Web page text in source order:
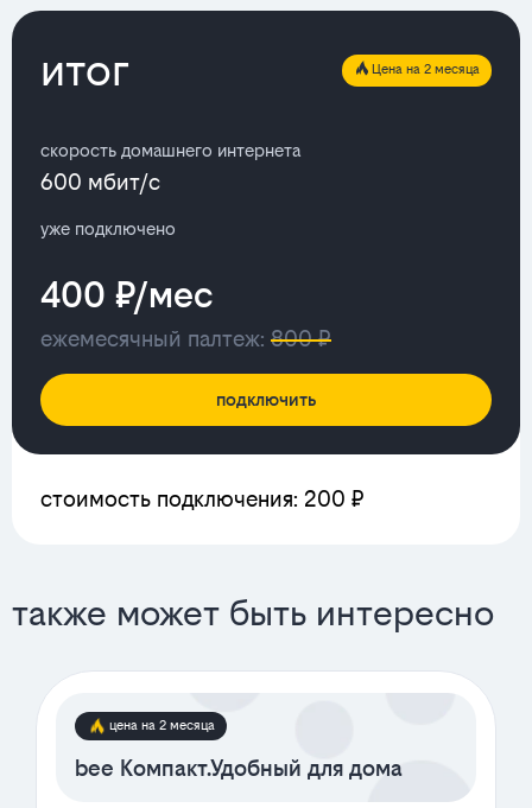
итог Цена на 2 месяца
скорость домашнего интернета
600 мбит/с
уже подключено
400 ₽/мес
ежемесячный палтеж: 800 ₽
подключить
стоимость подключения: 200 ₽
также может быть интересно
цена на 2 месяца
bee Компакт.Удобный для дома